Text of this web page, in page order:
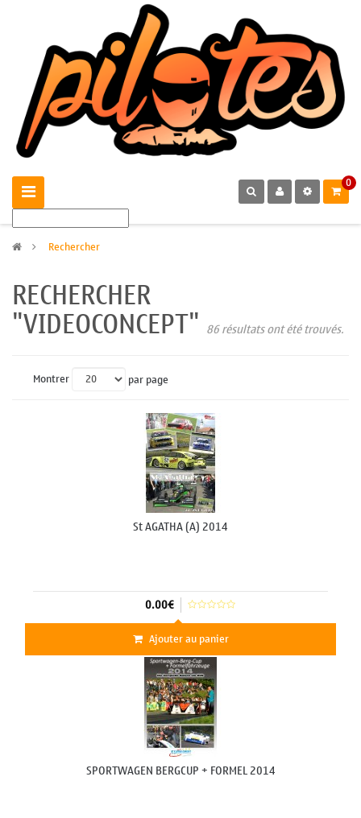
0
> Rechercher
RECHERCHER
"VIDEOCONCEPT" 86 résultats ont été trouvés.
Montrer par page
St AGATHA (A) 2014
0.00€
Ajouter au panier
SPORTWAGEN BERGCUP + FORMEL 2014